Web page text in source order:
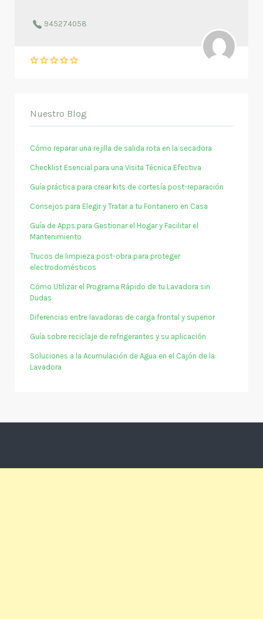
945274058
Nuestro Blog
Cómo reparar una rejilla de salida rota en la secadora
Checklist Esencial para una Visita Técnica Efectiva
Guía práctica para crear kits de cortesía post-reparación
Consejos para Elegir y Tratar a tu Fontanero en Casa
Guía de Apps para Gestionar el Hogar y Facilitar el
Mantenimiento
Trucos de limpieza post-obra para proteger
electrodomésticos
Cómo Utilizar el Programa Rápido de tu Lavadora sin
Dudas
Diferencias entre lavadoras de carga frontal y superior
Guía sobre reciclaje de refrigerantes y su aplicación
Soluciones a la Acumulación de Agua en el Cajón de la
Lavadora